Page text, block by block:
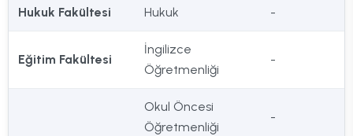
Hukuk Fakültesi Hukuk -
Eğitim Fakültesi
İngilizce
Öğretmenliği
-
Okul Öncesi
Öğretmenliği
-